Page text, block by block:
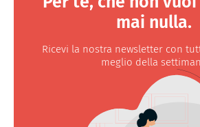
mai nulla.
Ricevi la nostra newsletter con
meglio della